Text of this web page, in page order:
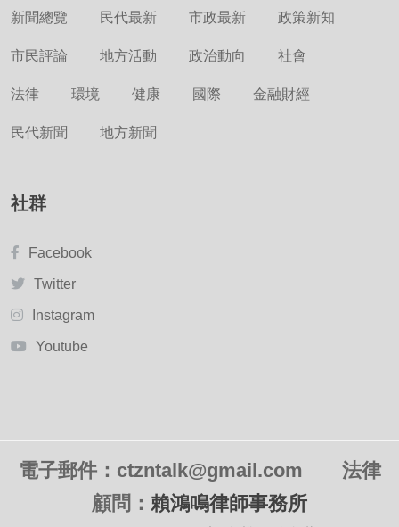
新聞總覽 民代最新 市政最新 政策新知
市民評論 地方活動 政治動向 社會
法律 環境 健康 國際 金融財經
民代新聞 地方新聞
社群
Facebook
Twitter
Instagram
Youtube
電子郵件：ctzntalk@gmail.com 法律
顧問： 賴鴻鳴律師事務所